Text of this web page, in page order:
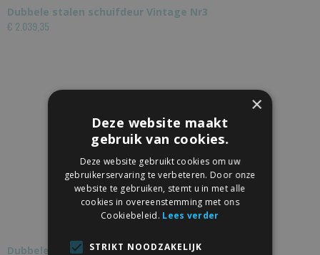
Dubbele stalen schuifdeur Vintage Nr3
€ 2.039,35
Dubbele stalen schuifdeur Vintage Nr1
×
Deze website maakt
gebruik van cookies.
Deze website gebruikt cookies om uw
gebruikerservaring te verbeteren. Door onze
website te gebruiken, stemt u in met alle
cookies in overeenstemming met ons
Cookiebeleid. Lees verder
STRIKT NOODZAKELIJK